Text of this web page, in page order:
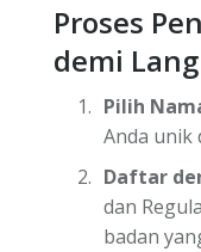
Proses
demi
Pilih
Anda unik
Daftar
dan
badan